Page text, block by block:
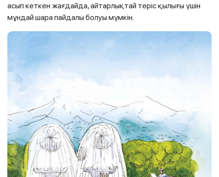
асып кеткен жағдайда, айтарлықтай теріс қылығы үшін
мұндай шара пайдалы болуы мүмкін.